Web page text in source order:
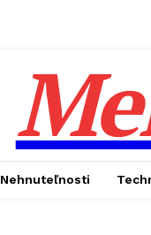
Nehnuteľnosti